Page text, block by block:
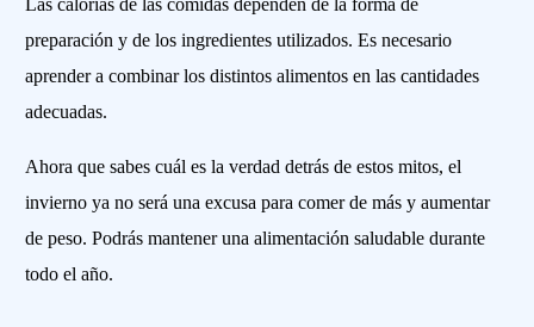
Las calorías de las comidas dependen de la forma de
preparación y de los ingredientes utilizados. Es necesario
aprender a combinar los distintos alimentos en las cantidades
adecuadas.
Ahora que sabes cuál es laverdad detrás de estos mitos, el
invierno ya no será una excusa para comer de más y aumentar
de peso. Podrás mantener una alimentación saludable durante
todo el año.